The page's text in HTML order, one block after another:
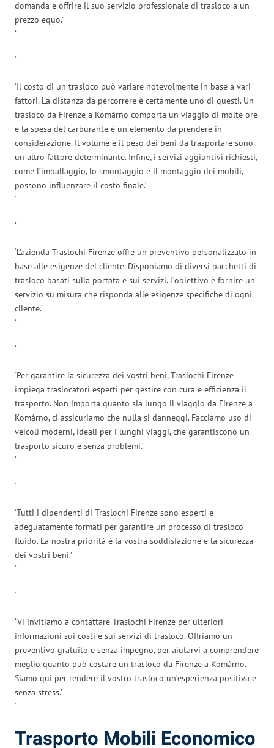
domanda e offrire il suo servizio professionale di trasloco a un
prezzo equo.’
‘
‘
‘Il costo di un trasloco può variare notevolmente in base a vari
fattori. La distanza da percorrere è certamente uno di questi. Un
trasloco da Firenze a Komárno comporta un viaggio di molte ore
e la spesa del carburante è un elemento da prendere in
considerazione. Il volume e il peso dei beni da trasportare sono
un altro fattore determinante. Infine, i servizi aggiuntivi richiesti,
come l’imballaggio, lo smontaggio e il montaggio dei mobili,
possono influenzare il costo finale.’
‘
‘
‘L’azienda Traslochi Firenze offre un preventivo personalizzato in
base alle esigenze del cliente. Disponiamo di diversi pacchetti di
trasloco basati sulla portata e sui servizi. L’obiettivo è fornire un
servizio su misura che risponda alle esigenze specifiche di ogni
cliente.’
‘
‘
‘Per garantire la sicurezza dei vostri beni, Traslochi Firenze
impiega traslocatori esperti per gestire con cura e efficienza il
trasporto. Non importa quanto sia lungo il viaggio da Firenze a
Komárno, ci assicuriamo che nulla si danneggi. Facciamo uso di
veicoli moderni, ideali per i lunghi viaggi, che garantiscono un
trasporto sicuro e senza problemi.’
‘
‘
‘Tutti i dipendenti di Traslochi Firenze sono esperti e
adeguatamente formati per garantire un processo di trasloco
fluido. La nostra priorità è la vostra soddisfazione e la sicurezza
dei vostri beni.’
‘
‘
‘Vi invitiamo a contattare Traslochi Firenze per ulteriori
informazioni sui costi e sui servizi di trasloco. Offriamo un
preventivo gratuito e senza impegno, per aiutarvi a comprendere
meglio quanto può costare un trasloco da Firenze a Komárno.
Siamo qui per rendere il vostro trasloco un’esperienza positiva e
senza stress.’
‘
Trasporto Mobili Economico